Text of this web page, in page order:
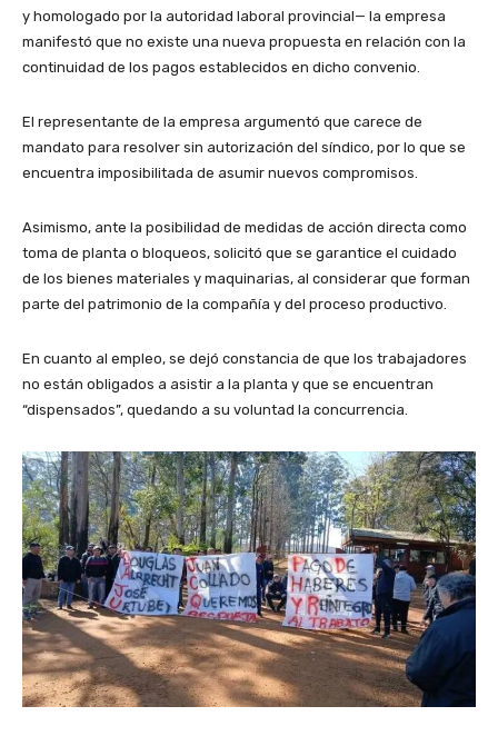
y homologado por la autoridad laboral provincial— la empresa
manifestó que no existe una nueva propuesta en relación con la
continuidad de los pagos establecidos en dicho convenio.
El representante de la empresa argumentó que carece de
mandato para resolver sin autorización del síndico, por lo que se
encuentra imposibilitada de asumir nuevos compromisos.
Asimismo, ante la posibilidad de medidas de acción directa como
toma de planta o bloqueos, solicitó que se garantice el cuidado
de los bienes materiales y maquinarias, al considerar que forman
parte del patrimonio de la compañía y del proceso productivo.
En cuanto al empleo, se dejó constancia de que los trabajadores
no están obligados a asistir a la planta y que se encuentran
“dispensados”, quedando a su voluntad la concurrencia.